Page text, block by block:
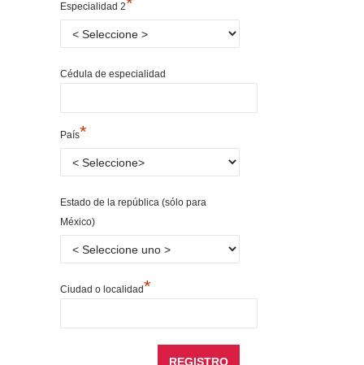
Especialidad 2
Cédula de especialidad
País*
Estado de la república (sólo para
México)
Ciudad o localidad*